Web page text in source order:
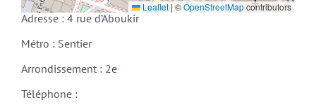
Leaflet | ©OpenStreetMapcontributors
Adresse : 4 rue d’Aboukir
Métro : Sentier
Arrondissement : 2e
Téléphone :